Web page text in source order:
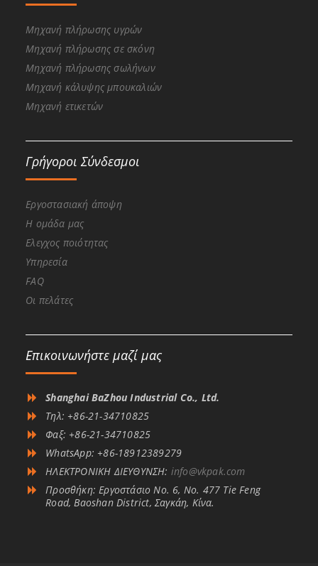
Μηχανή πλήρωσης υγρών
Μηχανή πλήρωσης σε σκόνη
Μηχανή πλήρωσης σωλήνων
Μηχανή κάλυψης μπουκαλιών
Μηχανή ετικετών
Γρήγοροι Σύνδεσμοι
Εργοστασιακή άποψη
Η ομάδα μας
Ελεγχος ποιότητας
Υπηρεσία
FAQ
Οι πελάτες
Επικοινωνήστε μαζί μας
Shanghai BaZhou Industrial Co., Ltd.
Τηλ: +86-21-34710825
Φαξ: +86-21-34710825
WhatsApp: +86-18912389279
ΗΛΕΚΤΡΟΝΙΚΗ ΔΙΕΥΘΥΝΣΗ: info@vkpak.com
Προσθήκη: Εργοστάσιο No. 6, No. 477 Tie Feng
Road, Baoshan District, Σαγκάη, Κίνα.